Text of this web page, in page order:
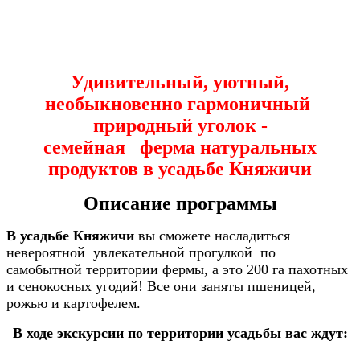
Удивительный, уютный,
необыкновенно гармоничный
природный уголок -
семейная ферма натуральных
продуктов в усадьбе Княжичи
Описание программы
В усадьбе Княжичи вы сможете насладиться
невероятной увлекательной прогулкой по
самобытной территории фермы, а это 200 га пахотных
и сенокосных угодий! Все они заняты пшеницей,
рожью и картофелем.
В ходе экскурсии по территории усадьбы вас ждут: